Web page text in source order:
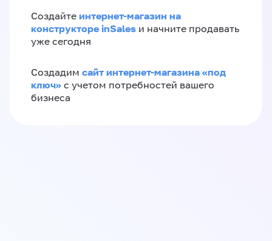
Создайте интернет-магазин на
конструкторе inSales и начните продавать
уже сегодня
Создадим сайт интернет-магазина «под
ключ» с учетом потребностей вашего
бизнеса